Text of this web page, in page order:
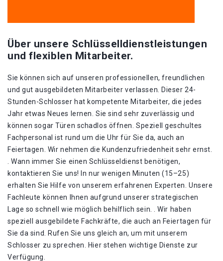
Über unsere Schlüsselldienstleistungen
und flexiblen Mitarbeiter.
Sie können sich auf unseren professionellen, freundlichen
und gut ausgebildeten Mitarbeiter verlassen. Dieser 24-
Stunden-Schlosser hat kompetente Mitarbeiter, die jedes
Jahr etwas Neues lernen. Sie sind sehr zuverlässig und
können sogar Türen schadlos öffnen. Speziell geschultes
Fachpersonal ist rund um die Uhr für Sie da, auch an
Feiertagen. Wir nehmen die Kundenzufriedenheit sehr ernst.
. Wann immer Sie einen Schlüsseldienst benötigen,
kontaktieren Sie uns! In nur wenigen Minuten (15–25)
erhalten Sie Hilfe von unserem erfahrenen Experten. Unsere
Fachleute können Ihnen aufgrund unserer strategischen
Lage so schnell wie möglich behilflich sein. . Wir haben
speziell ausgebildete Fachkräfte, die auch an Feiertagen für
Sie da sind. Rufen Sie uns gleich an, um mit unserem
Schlosser zu sprechen. Hier stehen wichtige Dienste zur
Verfügung.